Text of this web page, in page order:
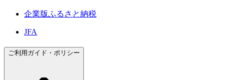
企業版ふるさと納税
JFA
ご利用ガイド・ポリシー